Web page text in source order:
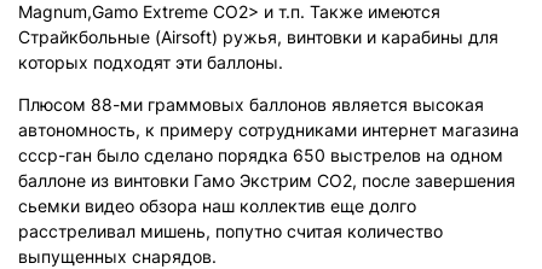
Magnum,Gamo Extreme CO2> и т.п. Также имеются
Страйкбольные (Airsoft) ружья, винтовки и карабины для
которых подходят эти баллоны.
Плюсом 88-ми граммовых баллонов является высокая
автономность, к примеру сотрудниками интернет магазина
ссср-ган было сделано порядка 650 выстрелов на одном
баллоне из винтовки Гамо Экстрим СО2, после завершения
сьемки видео обзора наш коллектив еще долго
расстреливал мишень, попутно считая количество
выпущенных снарядов.